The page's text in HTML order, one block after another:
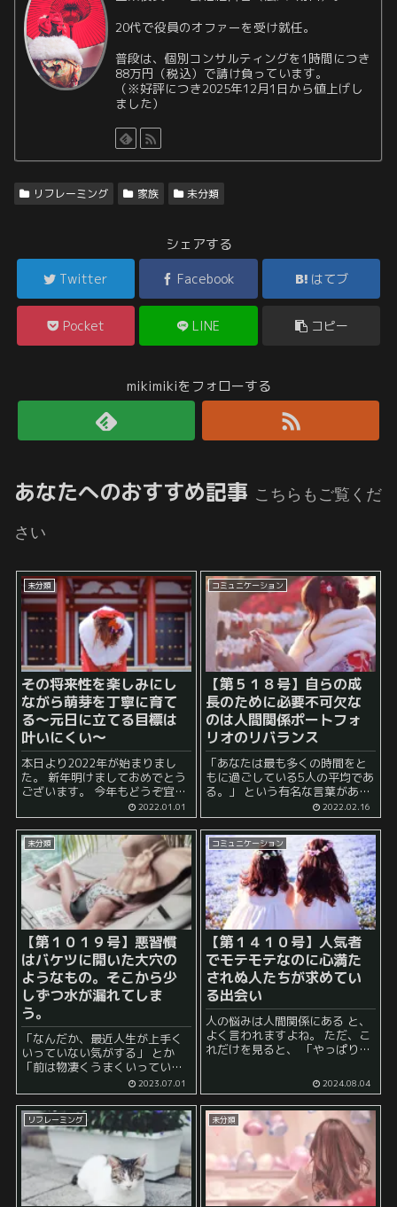
20代で役員のオファーを受け就任。
普段は、個別コンサルティングを1時間につき
88万円（税込）で請け負っています。
（※好評につき2025年12月1日から値上げし
ました）
リフレーミング 家族 未分類
シェアする
Twitter Facebook はてブ
Pocket LINE コピー
mikimikiをフォローする
あなたへのおすすめ記事 こちらもご覧くだ
さい
未分類
その将来性を楽しみにし
ながら萌芽を丁寧に育て
る～元日に立てる目標は
叶いにくい～
本日より2022年が始まりまし
た。 新年明けましておめでとう
ございます。 今年もどうぞ宜し
くお願いいたします。 さて、こ
のように年が明けた場合、大抵
の人は今年の抱負などを述べた
り、今年の目標などを掲げたり
することが多いと...
2022.01.01
コミュニケーション
【第５１８号】自らの成
長のために必要不可欠な
のは人間関係ポートフォ
リオのリバランス
「あなたは最も多くの時間をと
もに過ごしている5人の平均であ
る。」 という有名な言葉があり
過ごすかによって自分の考え方
や行動が変わってしまうという
ことを端的に示していますね。
私は人間というの...
2022.02.16
未分類
【第１０１９号】悪習慣
はバケツに開いた大穴の
ようなもの。そこから少
しずつ水が漏れてしま
う。
「なんだか、最近人生が上手く
いっていない気がする」 とか
「前は物凄くうまくいっていた
はずなのに、最近そうでもない
な……一体どうすれば？」 とい
ったことを考えることは誰しも
あると思います。 多くの場合
は、 外...
2023.07.01
コミュニケーション
【第１４１０号】人気者
でモテモテなのに心満た
されぬ人たちが求めてい
る出会い
人の悩みは人間関係にある と、
よく言われますよね。 ただ、こ
れだけを見ると、 「やっぱり、
思うかもしれませんが、 むし
ろ、パッと見て魅力があってモ
テモテな感じの人であっても、
時折...
2024.08.04
リフレーミング 未分類